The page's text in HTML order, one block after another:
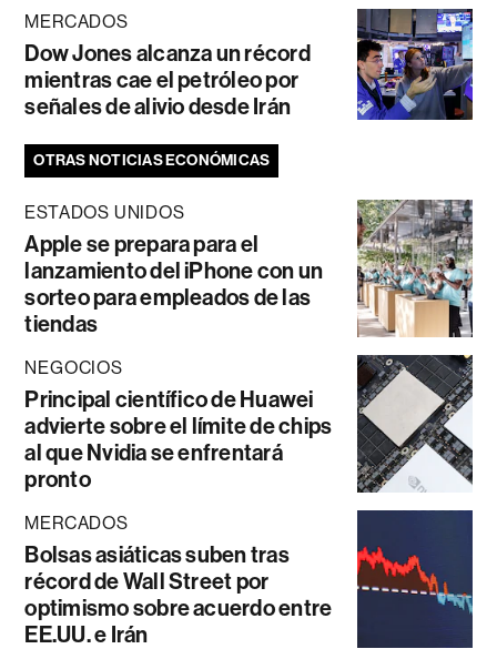
MERCADOS
Dow Jones alcanza un récord
mientras cae el petróleo por
señales de alivio desde Irán
OTRAS NOTICIAS ECONÓMICAS
ESTADOS UNIDOS
Apple se prepara para el
lanzamiento del iPhone con un
sorteo para empleados de las
tiendas
NEGOCIOS
Principal científico de Huawei
advierte sobre el límite de chips
al que Nvidia se enfrentará
pronto
MERCADOS
Bolsas asiáticas suben tras
récord de Wall Street por
optimismo sobre acuerdo entre
EE.UU. e Irán